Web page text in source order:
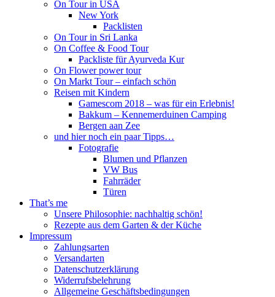
On Tour in USA
New York
Packlisten
On Tour in Sri Lanka
On Coffee & Food Tour
Packliste für Ayurveda Kur
On Flower power tour
On Markt Tour – einfach schön
Reisen mit Kindern
Gamescom 2018 – was für ein Erlebnis!
Bakkum – Kennemerduinen Camping
Bergen aan Zee
und hier noch ein paar Tipps…
Fotografie
Blumen und Pflanzen
VW Bus
Fahrräder
Türen
That’s me
Unsere Philosophie: nachhaltig schön!
Rezepte aus dem Garten & der Küche
Impressum
Zahlungsarten
Versandarten
Datenschutzerklärung
Widerrufsbelehrung
Allgemeine Geschäftsbedingungen